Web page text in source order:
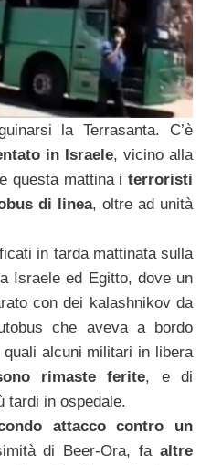
la Terrasanta. C’è
in Israele, vicino alla
questa mattina i terroristi
di linea, oltre ad unità
in tarda mattinata sulla
Israele ed Egitto, dove un
con dei kalashnikov da
che aveva a bordo
alcuni militari in libera
rimaste ferite, e di
tardi in ospedale.
attacco contro un
di Beer-Ora, faaltre